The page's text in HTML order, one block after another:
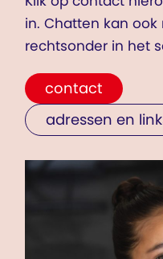
in. Chatten kan
rechtsonder in het
contact
adressen en